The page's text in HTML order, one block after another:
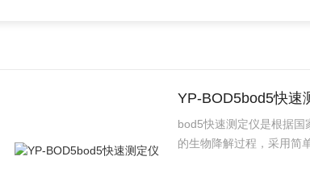
YP-BOD5bod5快速
bod5快速测定仪是根据
的生物降解过程，采用简